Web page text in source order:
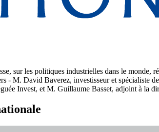
sur les politiques industrielles dans le
- M. David Baverez, investisseur et
Invest, et M. Guillaume Basset, adjoint à la